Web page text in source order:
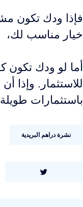
فإذا ودك تكون
خيار مناسب لك،
أما لو ودك تكون
للاستثمار. وإذا
باستثمارات
نشرة دراهم البريدية